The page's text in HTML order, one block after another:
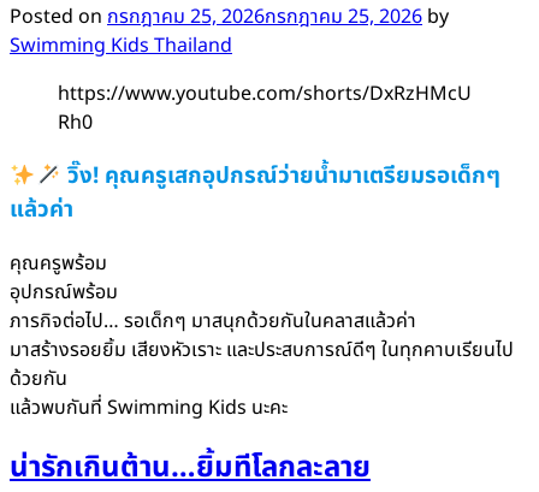
Posted on กรกฎาคม 25, 2026กรกฎาคม 25, 2026 by
Swimming Kids Thailand
https://www.youtube.com/shorts/DxRzHMcU
Rh0
วิ๊ง! คุณครูเสกอุปกรณ์ว่ายน้ำมาเตรียมรอเด็กๆ
แล้วค่า
คุณครูพร้อม
อุปกรณ์พร้อม
ภารกิจต่อไป… รอเด็กๆ มาสนุกด้วยกันในคลาสแล้วค่า
มาสร้างรอยยิ้ม เสียงหัวเราะ และประสบการณ์ดีๆ ในทุกคาบเรียนไป
ด้วยกัน
แล้วพบกันที่ Swimming Kids นะคะ
น่ารักเกินต้าน…ยิ้มทีโลกละลาย